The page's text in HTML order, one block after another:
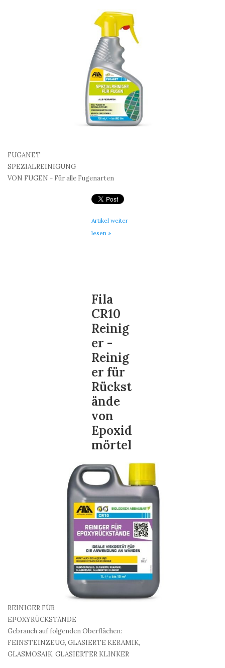
FUGANET
SPEZIALREINIGUNG
VON FUGEN - Für alle Fugenarten
Artikel weiter
lesen »
Fila
CR10
Reinig
er -
Reinig
er für
Rückst
ände
von
Epoxid
mörtel
REINIGER FÜR
EPOXYRÜCKSTÄNDE
Gebrauch auf folgenden Oberflächen:
FEINSTEINZEUG, GLASIERTE KERAMIK,
GLASMOSAIK, GLASIERTER KLINKER